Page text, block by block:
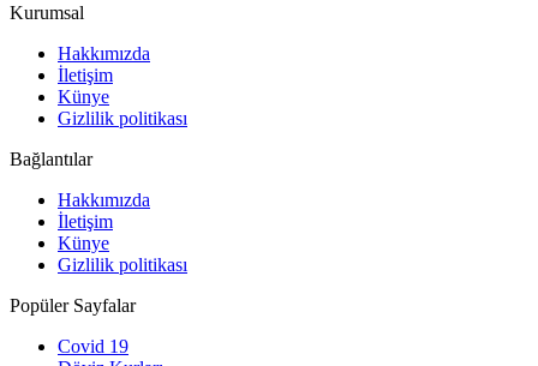
Kurumsal
Hakkımızda
İletişim
Künye
Gizlilik politikası
Bağlantılar
Hakkımızda
İletişim
Künye
Gizlilik politikası
Popüler Sayfalar
Covid 19